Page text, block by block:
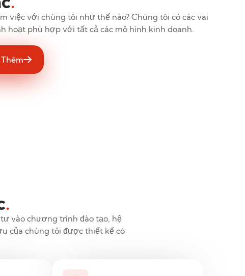
việc với chúng tôi như thế nào? Chúng tôi có các vai
hoạt phù hợp với tất cả các mô hình kinh doanh.
.
vào chương trình đào tạo, hệ
của chúng tôi được thiết kế có